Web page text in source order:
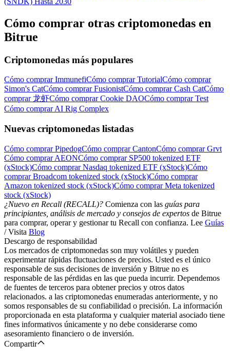
Cómo comprar otras criptomonedas en
Bitrue
Criptomonedas más populares
Cómo comprar ImmunefiCómo comprar TutorialCómo comprar
Simon's CatCómo comprar FusionistCómo comprar Cash CatCómo
comprar 龙虾Cómo comprar Cookie DAOCómo comprar Test
Cómo comprar AI Rig Complex
Nuevas criptomonedas listadas
Cómo comprar PipedogCómo comprar CantonCómo comprar Grvt
Cómo comprar AEONCómo comprar SP500 tokenized ETF
(xStock)Cómo comprar Nasdaq tokenized ETF (xStock)Cómo
comprar Broadcom tokenized stock (xStock)Cómo comprar
Amazon tokenized stock (xStock)Cómo comprar Meta tokenized
stock (xStock)
¿Nuevo en Recall (RECALL)? Comienza con las guías para
principiantes, análisis de mercado y consejos de expertos de Bitrue
para comprar, operar y gestionar tu Recall con confianza. Lee Guías
/ Visita Blog
Descargo de responsabilidad
Los mercados de criptomonedas son muy volátiles y pueden
experimentar rápidas fluctuaciones de precios. Usted es el único
responsable de sus decisiones de inversión y Bitrue no es
responsable de las pérdidas en las que pueda incurrir. Dependemos
de fuentes de terceros para obtener precios y otros datos
relacionados. a las criptomonedas enumeradas anteriormente, y no
somos responsables de su confiabilidad o precisión. La información
proporcionada en esta plataforma y cualquier material asociado tiene
fines informativos únicamente y no debe considerarse como
asesoramiento financiero o de inversión.
Compartir